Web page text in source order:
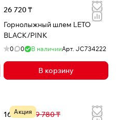
26 720 ₸
Горнолыжный шлем LETO
BLACK/PINK
0 0 В наличииАрт. JC734222
В корзину
Акция
16 124 ₸39 780 ₸